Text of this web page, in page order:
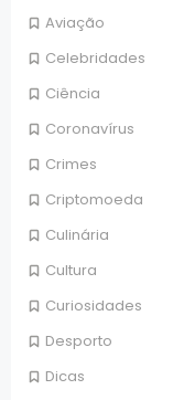
Aviação
Celebridades
Ciência
Coronavírus
Crimes
Criptomoeda
Culinária
Cultura
Curiosidades
Desporto
Dicas